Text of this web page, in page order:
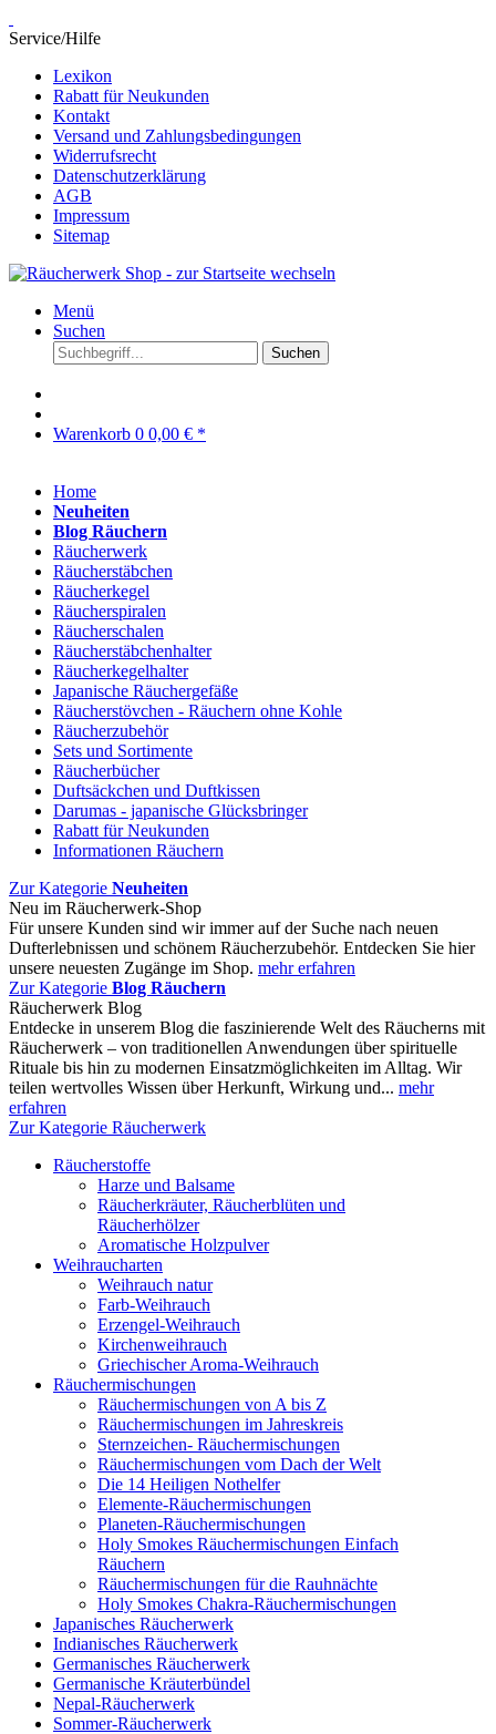
Service/Hilfe
Lexikon
Rabatt für Neukunden
Kontakt
Versand und Zahlungsbedingungen
Widerrufsrecht
Datenschutzerklärung
AGB
Impressum
Sitemap
Menü
Suchen
Suchen
Warenkorb 0 0,00 € *
Home
Neuheiten
Blog Räuchern
Räucherwerk
Räucherstäbchen
Räucherkegel
Räucherspiralen
Räucherschalen
Räucherstäbchenhalter
Räucherkegelhalter
Japanische Räuchergefäße
Räucherstövchen - Räuchern ohne Kohle
Räucherzubehör
Sets und Sortimente
Räucherbücher
Duftsäckchen und Duftkissen
Darumas - japanische Glücksbringer
Rabatt für Neukunden
Informationen Räuchern
Zur Kategorie Neuheiten
Neu im Räucherwerk-Shop
Für unsere Kunden sind wir immer auf der Suche nach neuen
Dufterlebnissen und schönem Räucherzubehör. Entdecken Sie hier
unsere neuesten Zugänge im Shop. mehr erfahren
Zur Kategorie Blog Räuchern
Räucherwerk Blog
Entdecke in unserem Blog die faszinierende Welt des Räucherns mit
Räucherwerk – von traditionellen Anwendungen über spirituelle
Rituale bis hin zu modernen Einsatzmöglichkeiten im Alltag. Wir
teilen wertvolles Wissen über Herkunft, Wirkung und... mehr
erfahren
Zur Kategorie Räucherwerk
Räucherstoffe
Harze und Balsame
Räucherkräuter, Räucherblüten und
Räucherhölzer
Aromatische Holzpulver
Weihraucharten
Weihrauch natur
Farb-Weihrauch
Erzengel-Weihrauch
Kirchenweihrauch
Griechischer Aroma-Weihrauch
Räuchermischungen
Räuchermischungen von A bis Z
Räuchermischungen im Jahreskreis
Sternzeichen- Räuchermischungen
Räuchermischungen vom Dach der Welt
Die 14 Heiligen Nothelfer
Elemente-Räuchermischungen
Planeten-Räuchermischungen
Holy Smokes Räuchermischungen Einfach
Räuchern
Räuchermischungen für die Rauhnächte
Holy Smokes Chakra-Räuchermischungen
Japanisches Räucherwerk
Indianisches Räucherwerk
Germanisches Räucherwerk
Germanische Kräuterbündel
Nepal-Räucherwerk
Sommer-Räucherwerk